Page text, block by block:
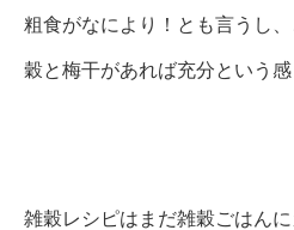
粗食がなにより！とも言うし
穀と梅干があれば充分という感
雑穀レシピはまだ雑穀ごはん